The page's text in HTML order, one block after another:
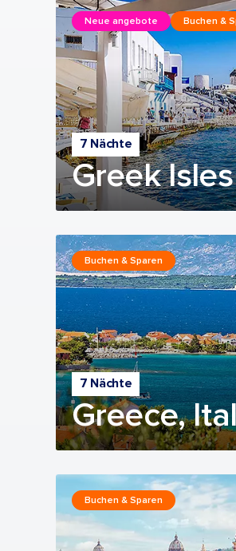
7 Nächte
Greek
Neue angebote Buchen &
7 Nächte
Greece,
Buchen & Sparen
Buchen & Sparen